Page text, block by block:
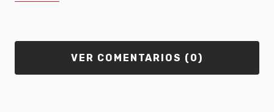
VER COMENTARIOS (0)